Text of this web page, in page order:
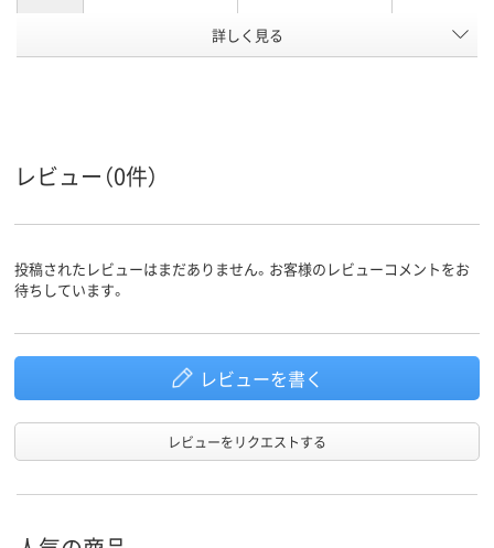
ブラック系 グレー系
スコア
詳しく見る
レビュー（0件）
投稿されたレビューはまだありません。お客様のレビューコメントをお
待ちしています。
レビューを書く
レビューをリクエストする